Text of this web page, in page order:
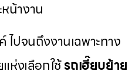
น้างาน
ไปจนถึงงานเฉพาะทาง
ห่งเลือกใช้รถเฮี๊ยบย้าย